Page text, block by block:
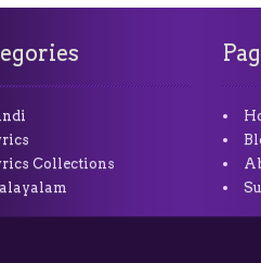
Collections